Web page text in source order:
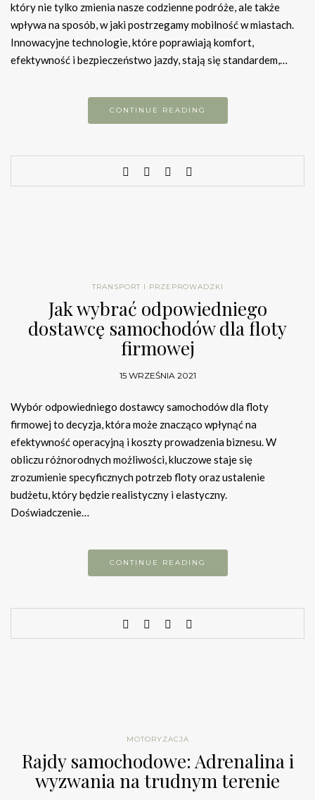
który nie tylko zmienia nasze codzienne podróże, ale także
wpływa na sposób, w jaki postrzegamy mobilność w miastach.
Innowacyjne technologie, które poprawiają komfort,
efektywność i bezpieczeństwo jazdy, stają się standardem,…
CONTINUE READING
TRANSPORT I PRZEPROWADZKI
Jak wybrać odpowiedniego
dostawcę samochodów dla floty
firmowej
15 WRZEŚNIA 2021
Wybór odpowiedniego dostawcy samochodów dla floty
firmowej to decyzja, która może znacząco wpłynąć na
efektywność operacyjną i koszty prowadzenia biznesu. W
obliczu różnorodnych możliwości, kluczowe staje się
zrozumienie specyficznych potrzeb floty oraz ustalenie
budżetu, który będzie realistyczny i elastyczny.
Doświadczenie…
CONTINUE READING
MOTORYZACJA
Rajdy samochodowe: Adrenalina i
wyzwania na trudnym terenie